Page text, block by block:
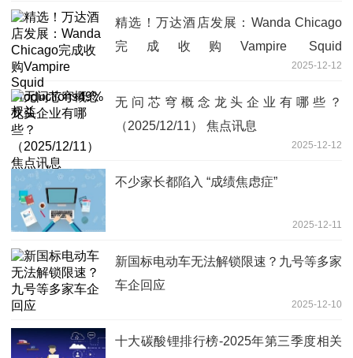
精选！万达酒店发展：Wanda Chicago
完成收购Vampire Squid
2025-12-12
无问芯穹概念龙头企业有哪些？
（2025/12/11） 焦点讯息
2025-12-12
不少家长都陷入 “成绩焦虑症”
2025-12-11
新国标电动车无法解锁限速？九号等多家
车企回应
2025-12-10
十大碳酸锂排行榜-2025年第三季度相关